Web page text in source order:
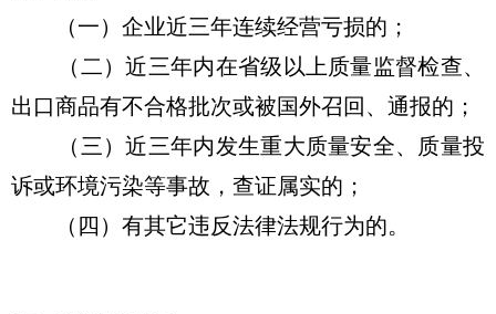
（一）企业近三年连续经营亏损的；
（二）近三年内在省级以上质量监督检查、
出口商品有不合格批次或被国外召回、通报的；
（三）近三年内发生重大质量安全、质量投
诉或环境污染等事故，查证属实的；
（四）有其它违反法律法规行为的。